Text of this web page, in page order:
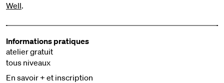
Well.
Informations pratiques
atelier gratuit
tous niveaux
En savoir + et inscription